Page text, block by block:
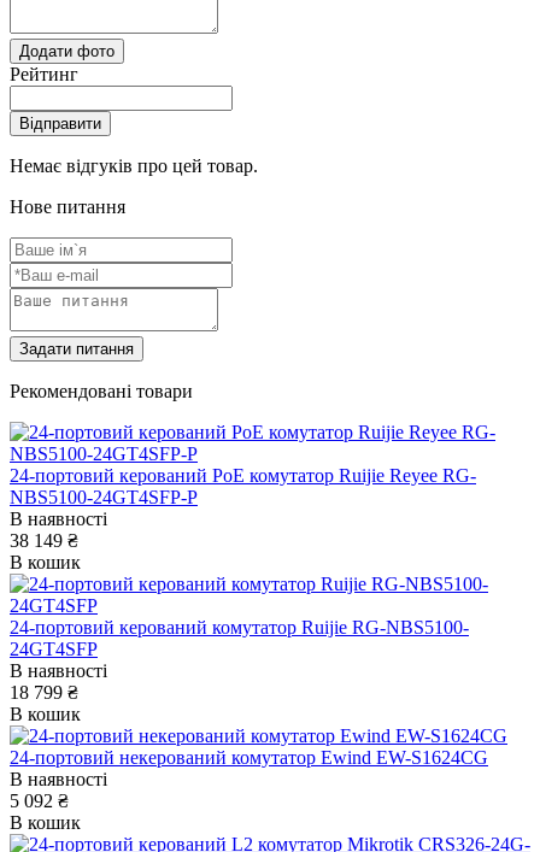
Додати фото
Рейтинг
Відправити
Немає відгуків про цей товар.
Нове питання
Задати питання
Рекомендовані товари
24-портовий керований PоE комутатор Ruijie Reyee RG-
NBS5100-24GT4SFP-P
В наявності
38 149 ₴
В кошик
24-портовий керований комутатор Ruijie RG-NBS5100-
24GT4SFP
В наявності
18 799 ₴
В кошик
24-портовий некерований комутатор Ewind EW-S1624CG
В наявності
5 092 ₴
В кошик